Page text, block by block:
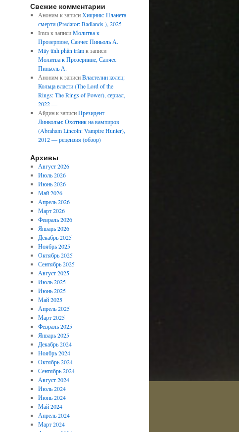
Свежие комментарии
Аноним к записиХищник: Планета
смерти (Predator: Badlands ), 2025
Imraк записиМолитва к
Прозерпине, Санчес Пиньоль А.
Máy tính phần trămк записи
Молитва к Прозерпине, Санчес
Пиньоль А.
Аноним к записиВластелин колец:
Кольца власти (The Lord of the
Rings: The Rings of Power), сериал,
2022 —
Айдинк записиПрезидент
Линкольн: Охотник на вампиров
(Abraham Lincoln: Vampire Hunter),
2012 — рецензия (обзор)
Архивы
Август 2026
Июль 2026
Июнь 2026
Май 2026
Апрель 2026
Март 2026
Февраль 2026
Январь 2026
Декабрь 2025
Ноябрь 2025
Октябрь 2025
Сентябрь 2025
Август 2025
Июль 2025
Июнь 2025
Май 2025
Апрель 2025
Март 2025
Февраль 2025
Январь 2025
Декабрь 2024
Ноябрь 2024
Октябрь 2024
Сентябрь 2024
Август 2024
Июль 2024
Июнь 2024
Май 2024
Апрель 2024
Март 2024